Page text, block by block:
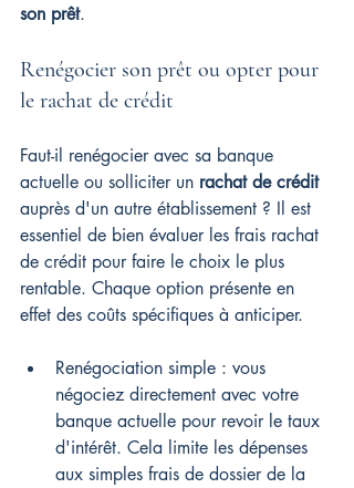
son prêt.
Renégocier son prêt ou opter pour
le rachat de crédit
Faut-il renégocier avec sa banque
actuelle ou solliciter un rachat de crédit
auprès d'un autre établissement ? Il est
essentiel de bien évaluer les frais rachat
de crédit pour faire le choix le plus
rentable. Chaque option présente en
effet des coûts spécifiques à anticiper.
Renégociation simple : vous
négociez directement avec votre
banque actuelle pour revoir le taux
d'intérêt. Cela limite les dépenses
aux simples frais de dossier de la